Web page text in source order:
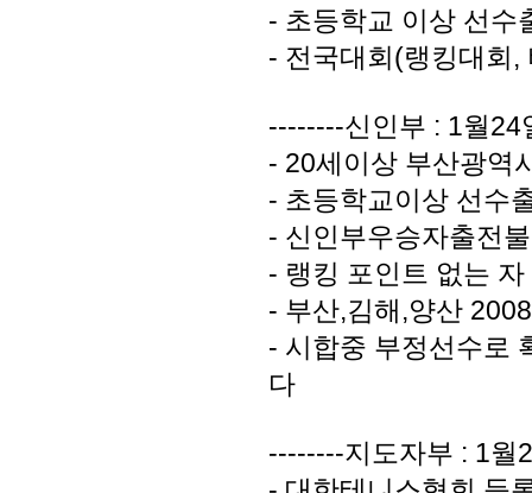
- 초등학교 이상 선수
- 전국대회(랭킹대회,
--------신인부 : 1월
- 20세이상 부산광역
- 초등학교이상 선수
- 신인부우승자출전
- 랭킹 포인트 없는 자
- 부산,김해,양산
- 시합중 부정선수로
다
--------지도자부 : 1월